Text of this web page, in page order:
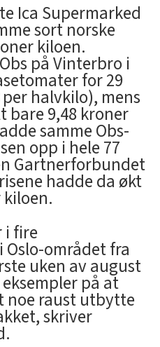
Ica Supermarked
sort norske
kiloen.
på Vinterbro i
for 29
halvkilo), mens
9,48 kroner
samme Obs-
opp i hele 77
Gartnerforbundet
hadde da økt
i fire
området fra
uken av august
på at
raust utbytte
skriver